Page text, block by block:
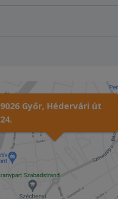
9026 Győr, Hédervári út
24.